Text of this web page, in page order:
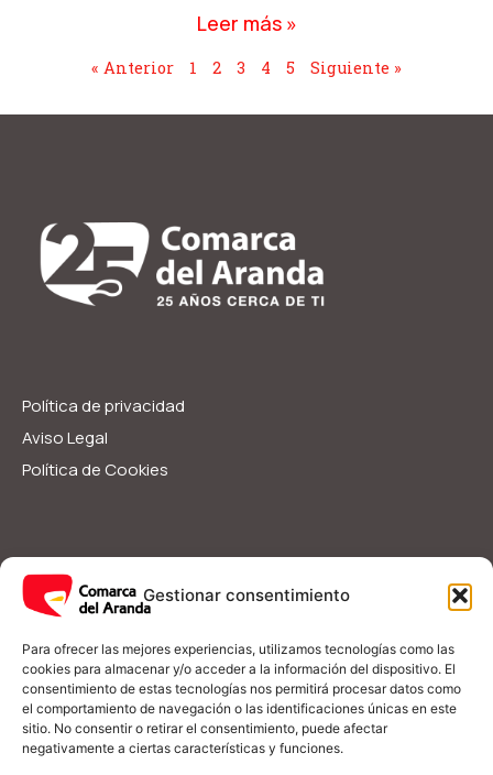
Gestionar consentimiento
Para ofrecer las mejores experiencias, utilizamos tecnologías como las
cookies para almacenar y/o acceder a la información del dispositivo. El
consentimiento de estas tecnologías nos permitirá procesar datos como
el comportamiento de navegación o las identificaciones únicas en este
sitio. No consentir o retirar el consentimiento, puede afectar
negativamente a ciertas características y funciones.
Leer más »
« Anterior 1 2 3 4 5 Siguiente »
Política de privacidad
Aviso Legal
Política de Cookies
Servicios Sociales
Ayudas y Subvenciones
I
n
s
t
a
g
r
a
F
a
c
e
b
o
o
(+34) 976 548 090